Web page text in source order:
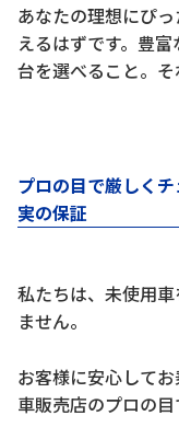
あなたの理想にぴ
えるはずです。豊
台を選べること。そ
プロの目で厳しく
実の保証
私たちは、未使用
ません。
お客様に安心して
車販売店のプロの目